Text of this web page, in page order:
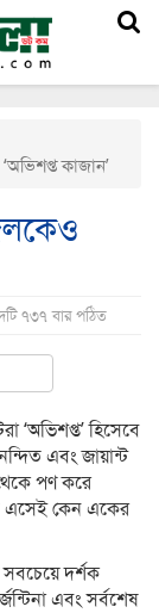
কাজান’
৭৩৭ বার পঠিত
‘অভিশপ্ত’ হিসেবে
এবং জায়ান্ট
পণ করে
এসেই কেন একের
সবচেয়ে দর্শক
এবং সর্বশেষ